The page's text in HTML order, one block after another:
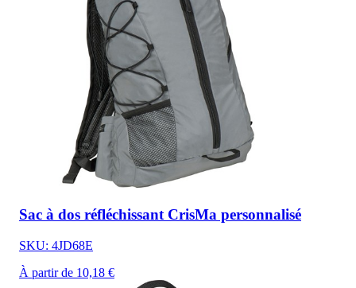
Sac à dos réfléchissant CrisMa personnalisé
SKU: 4JD68E
À partir de 10,18 €